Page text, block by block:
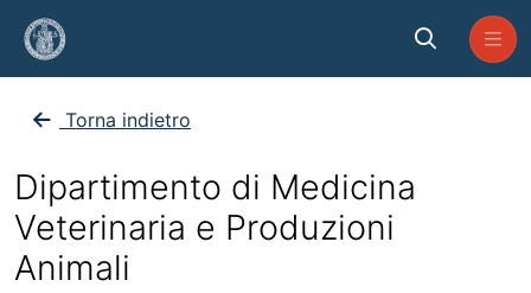
Skip to Main Content
Torna indietro
Dipartimento di Medicina
Veterinaria e Produzioni
Animali